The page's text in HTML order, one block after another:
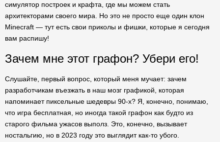
симулятор построек и крафта, где мы можем стать
архитекторами своего мира. Но это не просто еще один клон
Minecraft — тут есть свои приколы и фишки, которые я сегодня
вам распишу!
Зачем мне этот графон? Убери его!
Слушайте, первый вопрос, который меня мучает: зачем
разработчикам въезжать в наш мозг графикой, которая
напоминает пиксельные шедевры 90-х? Я, конечно, понимаю,
что игра бесплатная, но иногда такой графон как будто из
старого фильма ужасов выполз. Это, конечно, вызывает
ностальгию, но в 2023 году это выглядит как-то убого.